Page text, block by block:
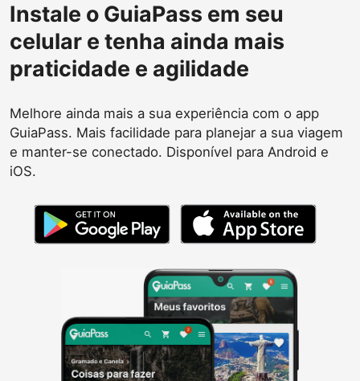
Instale o GuiaPass em seu
celular e tenha ainda mais
praticidade e agilidade
Melhore ainda mais a sua experiência com o app
GuiaPass. Mais facilidade para planejar a sua viagem
e manter-se conectado. Disponível para Android e
iOS.